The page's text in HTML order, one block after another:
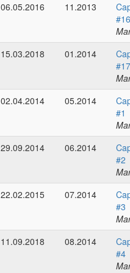
06.05.2016
11.2013
#16
15.03.2018
01.2014
#17
02.04.2014
05.2014
#1
29.09.2014
06.2014
#2
22.02.2015
07.2014
#3
11.09.2018
08.2014
#4